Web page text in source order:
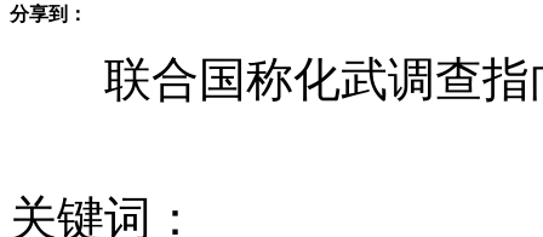
官员与门卫互扇耳光 求平息拉对方拜关公结义
女孩称做人流被医生拍不雅照 院方不认可
分享到：
联合国称化武调查指
关键词：